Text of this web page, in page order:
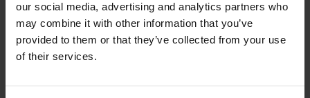
our social media, advertising and analytics partners who
may combine it with other information that you’ve
provided to them or that they’ve collected from your use
of their services.
Propiedades similares
Vista al mar